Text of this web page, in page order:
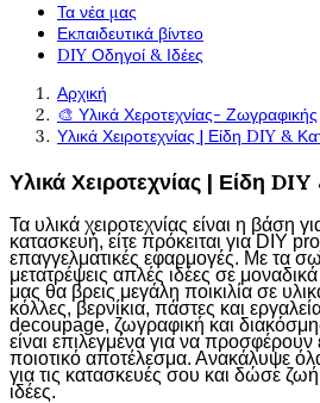
Τα νέα μας
Εκπαιδευτικά βίντεο
DIY Οδηγοί & Ιδέες
Αρχική
🎨 Υλικά Χεροτεχνίας- Ζωγραφικής
Υλικά Χειροτεχνίας | Είδη DIY &
Υλικά Χειροτεχνίας | Είδη
Τα υλικά χειροτεχνίας είναι η βάση
κατασκευή, είτε πρόκειται για DIY
επαγγελματικές εφαρμογές. Με τα
μετατρέψεις απλές ιδέες σε
μας θα βρεις μεγάλη ποικιλία σε
κόλλες, βερνίκια, πάστες και
decoupage, ζωγραφική και
είναι επιλεγμένα για να
ποιοτικό αποτέλεσμα. Ανακάλυψε
για τις κατασκευές σου και δώσε
ιδέες.